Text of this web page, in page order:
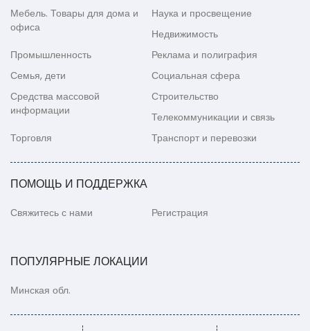
Мебель. Товары для дома и
офиса
Наука и просвещение
Недвижимость
Промышленность
Реклама и полиграфия
Семья, дети
Социальная сфера
Средства массовой
информации
Строительство
Телекоммуникации и связь
Торговля
Транспорт и перевозки
ПОМОЩЬ И ПОДДЕРЖКА
Свяжитесь с нами Регистрация
ПОПУЛЯРНЫЕ ЛОКАЦИИ
Минская обл.